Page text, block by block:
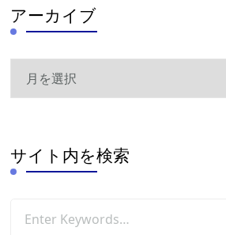
アーカイブ
サイト内を検索
for